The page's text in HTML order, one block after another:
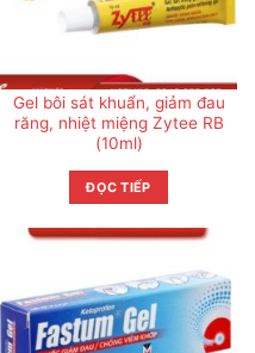
Gel bôi sát khuẩn, giảm đau
răng, nhiệt miệng Zytee RB
(10ml)
ĐỌC TIẾP